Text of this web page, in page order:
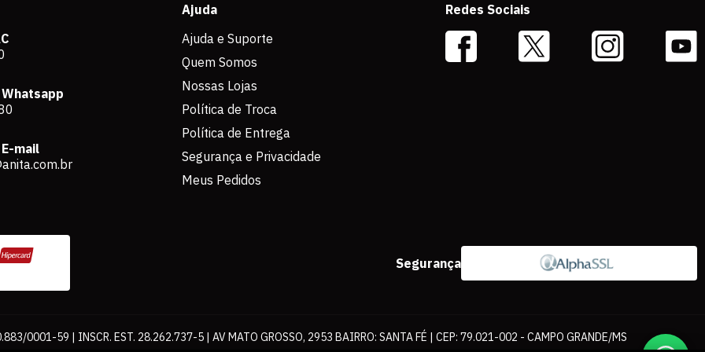
mail
Ajuda
Ajuda e Suporte
Quem Somos
Nossas Lojas
Política de Troca
Política de Entrega
Segurança e Privacidade
Meus Pedidos
Redes Sociais
Segurança
0001-59 | INSCR. EST. 28.262.737-5 | AV MATO GROSSO, 2953 BAIRRO: SANTA FÉ | CEP: 79.021-002 - CAMPO GRANDE/MS